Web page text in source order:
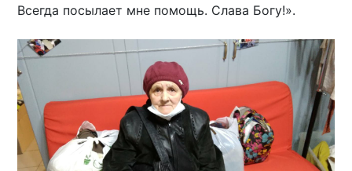
Всегда посылает мне помощь. Слава Богу!».